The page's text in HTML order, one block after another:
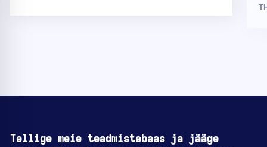
Tellige meie teadmistebaas ja jääge